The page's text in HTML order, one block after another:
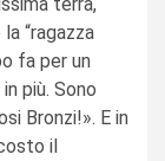
“ragazza
fa per un
più. Sono
Bronzi!». E in
il